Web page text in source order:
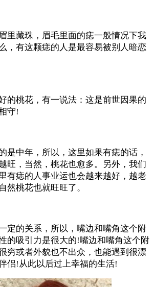
里藏珠，眉毛里面的痣一般情况下我
，有这颗痣的人是最容易被别人暗恋
的桃花，有一说法：这是前世因果的
守!
是中年，所以，这里如果有痣的话，
旺，当然，桃花也愈多。另外，我们
有痣的人事业运也会越来越好，越老
然桃花也就旺旺了。
定的关系，所以，嘴边和嘴角这个附
的吸引力是很大的!嘴边和嘴角这个附
穷或者外貌也不出众，也能遇到很漂
侣!从此以后过上幸福的生活!